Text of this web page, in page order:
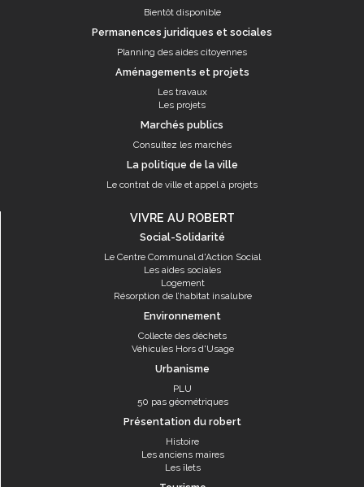
Bientôt disponible
Permanences juridiques et sociales
Planning des aides citoyennes
Aménagements et projets
Les travaux
Les projets
Marchés publics
Consultez les marchés
La politique de la ville
Le contrat de ville et appel à projets
VIVRE AU ROBERT
Social-Solidarité
Le Centre Communal d'Action Social
Les aides sociales
Logement
Résorption de l’habitat insalubre
Environnement
Collecte des déchets
Véhicules Hors d'Usage
Urbanisme
PLU
50 pas géométriques
Présentation du robert
Histoire
Les anciens maires
Les îlets